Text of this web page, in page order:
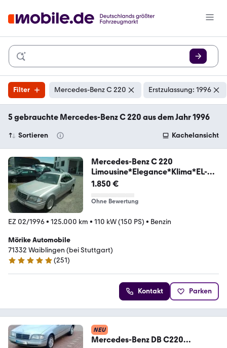
Filter Mercedes-Benz C 220 Erstzulassung: 1996
5 gebrauchte Mercedes-Benz C 220 aus dem Jahr 1996
Sortieren Kachelansicht
Mercedes-Benz C 220
Limousine*Elegance*Klima*EL-
SSD*2XAirbags*
1.850 €
Ohne Bewertung
EZ 02/1996• 125.000 km • 110 kW (150 PS) • Benzin
Mörike Automobile
71332 Waiblingen (bei Stuttgart)
4.8 Sterne
(251)
Kontakt Parken
NEU
Mercedes-Benz DB C220